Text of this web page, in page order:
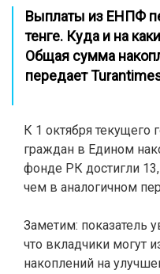
Выплаты из ЕНПФ
тенге. Куда и на
Общая сумма
передает
К 1 октября текущего
граждан в Едином
фонде РК достигли
чем в аналогичном
Заметим: показатель
что вкладчики могут
накоплений на